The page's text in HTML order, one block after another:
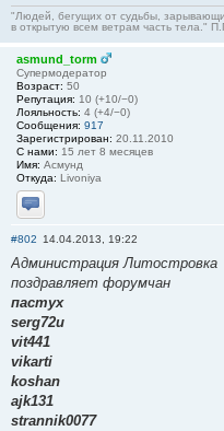
"Людей, бегущих от судьбы,
в открытую всем ветрам часть тела."
asmund_torm
Супермодератор
Возраст: 50
Репутация: 10 (+10/−0)
Лояльность: 4 (+4/−0)
Сообщения: 917
Зарегистрирован: 20.11.2010
С нами: 15 лет 8 месяцев
Имя: Асмунд
Откуда: Livoniya
Отправить личное
#802 14.04.2013, 19:22
Администрация Литостровка
поздравляет форумчан
пастух
serg72u
vit441
vikarti
koshan
ajk131
strannik0077